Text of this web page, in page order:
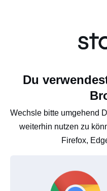
Du
Wechsle bitte umgehend
weiterhin nutzen zu
Firefox,